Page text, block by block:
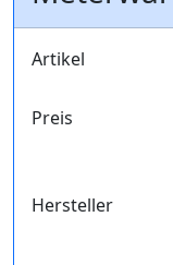
Artikel
Preis
Hersteller